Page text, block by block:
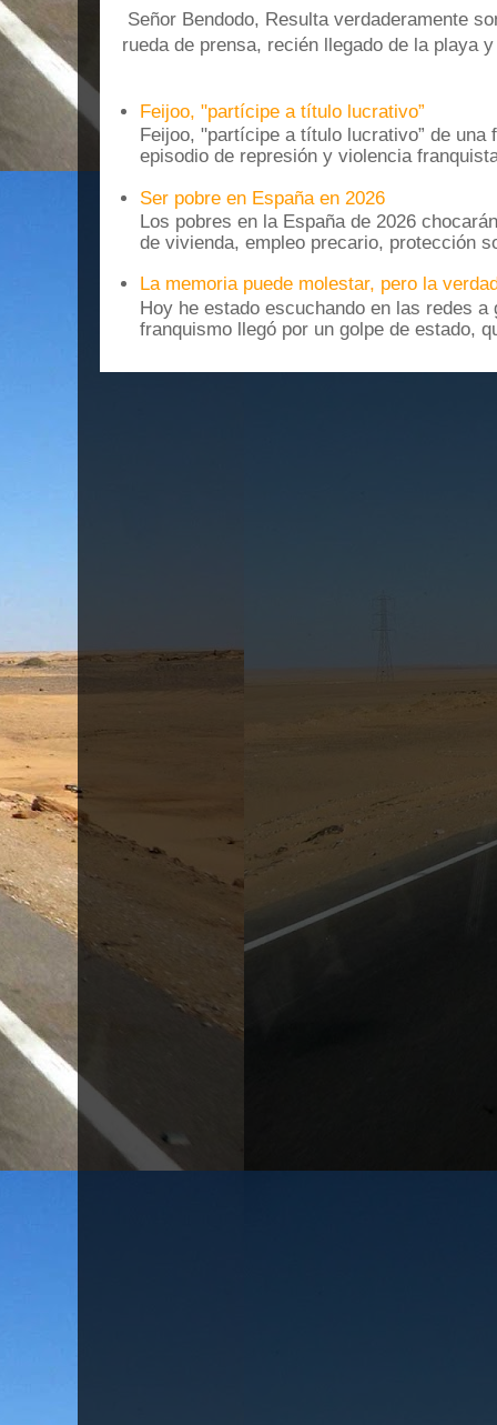
Señor Bendodo, Resulta verdaderamente
rueda de prensa, recién llegado de la playa
Feijoo, "partícipe a título lucrativo”
Feijoo, "partícipe a título lucrativo” de una
episodio de represión y violencia
Ser pobre en España en 2026
Los pobres en la España de 2026
de vivienda, empleo precario, protección
La memoria puede molestar, pero la
Hoy he estado escuchando en las redes a
franquismo llegó por un golpe de estado,